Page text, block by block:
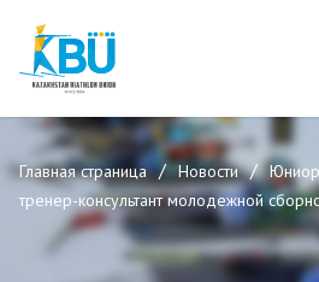
Главная страница Новости
тренер-консультант молодежной